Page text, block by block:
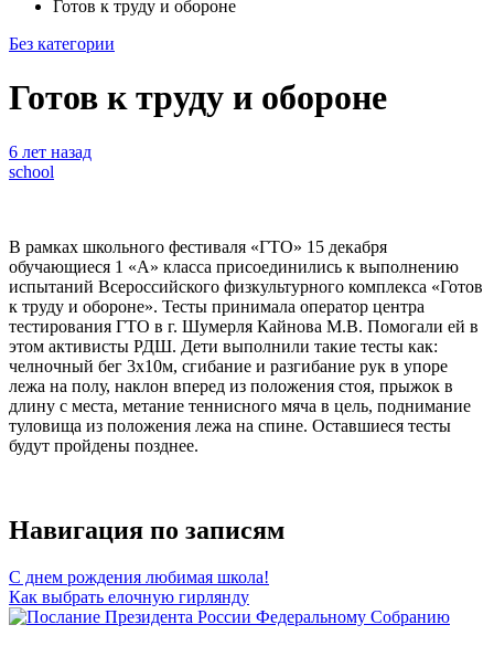
Готов к труду и обороне
Без категории
Готов к труду и обороне
6 лет назад
school
В рамках школьного фестиваля «ГТО» 15 декабря
обучающиеся 1 «А» класса присоединились к выполнению
испытаний Всероссийского физкультурного комплекса «Готов
к труду и обороне». Тесты принимала оператор центра
тестирования ГТО в г. Шумерля Кайнова М.В. Помогали ей в
этом активисты РДШ. Дети выполнили такие тесты как:
челночный бег 3х10м, сгибание и разгибание рук в упоре
лежа на полу, наклон вперед из положения стоя, прыжок в
длину с места, метание теннисного мяча в цель, поднимание
туловища из положения лежа на спине. Оставшиеся тесты
будут пройдены позднее.
Навигация по записям
С днем рождения любимая школа!
Как выбрать елочную гирлянду